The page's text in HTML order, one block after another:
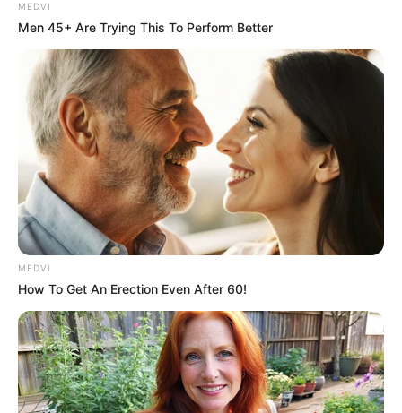
MEDVI
Men 45+ Are Trying This To Perform Better
MEDVI
How To Get An Erection Even After 60!